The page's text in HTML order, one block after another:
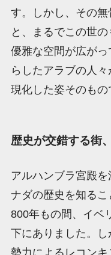
す。しかし、その
と、まるでこの世
優雅な空間が広が
らしたアラブの人
現化した姿そのもの
歴史が交錯する街
アルハンブラ宮殿
ナダの歴史を知る
800年もの間、イベ
下にありました。
勢力によるレコン